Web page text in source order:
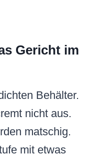
Gericht im
Behälter.
nicht aus.
matschig.
mit etwas